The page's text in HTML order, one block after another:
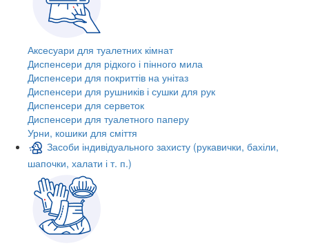
Аксесуари для туалетних кімнат
Диспенсери для рідкого і пінного мила
Диспенсери для покриттів на унітаз
Диспенсери для рушників і сушки для рук
Диспенсери для серветок
Диспенсери для туалетного паперу
Урни, кошики для сміття
Засоби індивідуального захисту (рукавички, бахіли,
шапочки, халати і т. п.)